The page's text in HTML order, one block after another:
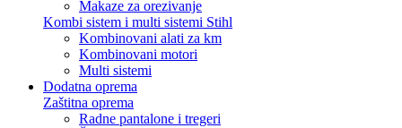
Makaze za orezivanje
Kombi sistem i multi sistemi Stihl
Kombinovani alati za km
Kombinovani motori
Multi sistemi
Dodatna oprema
Zaštitna oprema
Radne pantalone i tregeri